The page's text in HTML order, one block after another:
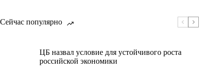
Сейчас популярно
ЦБ назвал условие для устойчивого роста
российской экономики